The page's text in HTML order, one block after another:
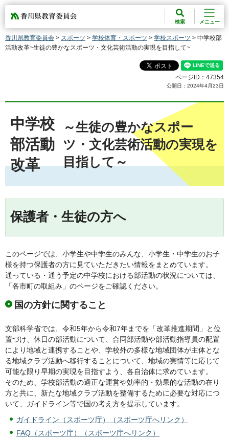
香川県教育委員会
検索 メニュー
香川県教育委員会 > スポーツ > 学校体育・スポーツ > 学校スポーツ > 中学校部
活動改革~生徒の豊かなスポーツ・文化芸術活動の実現を目指して~
ページID：47354
公開日：2024年4月23日
中学校
部活動
改革
～生徒の豊かなスポー
ツ・文化芸術活動の実現を
目指して～
保護者・生徒の方へ
このページでは、小学生や中学生のみんな、小学生・中学生のお子
様を持つ保護者の方に見ていただきたい情報をまとめています。
通っている・通う予定の中学校における部活動の状況については、
「各市町の取組み」のページをご確認ください。
国の方針に関すること
文部科学省では、令和5年から令和7年までを「改革推進期間」と位
置づけ、休日の部活動について、合同部活動や部活動指導員の配置
により地域と連携することや、学校外の多様な地域団体が主体とな
る地域クラブ活動へ移行することについて、地域の実情等に応じて
可能な限り早期の実現を目指すよう、各自治体に求めています。
そのため、学校部活動の適正な運営や効率的・効果的な活動の在り
方と共に、新たな地域クラブ活動を整備するために必要な対応につ
いて、ガイドライン等で国の考え方を提示しています。
ガイドライン（スポーツ庁）（スポーツ庁へリンク）
FAQ（スポーツ庁）（スポーツ庁へリンク）